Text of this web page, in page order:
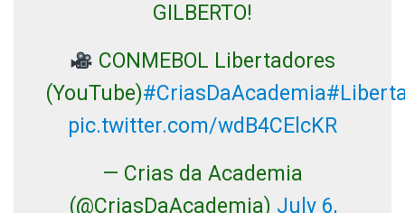
GILBERTO!
CONMEBOL Libertadores
(YouTube)#CriasDaAcademia
pic.twitter.com/wdB4CElcKR
— Crias da Academia
(@CriasDaAcademia) July 6,